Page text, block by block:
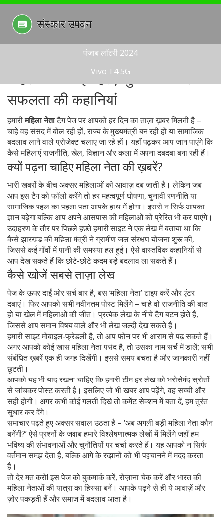
पंजाब लॉटरी 2024
Vivo T4 5G
महिला नेता: नई पहल, चुनौतियाँ और
सफलता की कहानियां
हमारीमहिला नेताटैग पेज पर आपको हर दिन का ताज़ा ख़बर मिलती है –
चाहे वह संसद में बोल रही हों, राज्य के मुख्यमंत्री बन रही हों या सामाजिक
बदलाव लाने वाले प्रोजेक्ट चलाए जा रहे हों। यहाँ पढ़कर आप जान पाएंगे कि
कैसे महिलाएं राजनीति, खेल, विज्ञान और कला में अपना दबदबा बना रही हैं।
क्यों पढ़ना चाहिए महिला नेता की ख़बरें?
भारी खबरों के बीच अक्सर महिलाओं की आवाज़ दब जाती है। लेकिन जब
आप इस टैग को फॉलो करेंगे तो हर महत्वपूर्ण घोषणा, चुनावी रणनीति या
सामाजिक पहल का पहला पता आपके हाथ में होगा। इससे न सिर्फ आपका
ज्ञान बढ़ेगा बल्कि आप अपने आसपास की महिलाओं को प्रेरित भी कर पाएंगे।
उदाहरण के तौर पर पिछले हफ़्ते हमारी साइट ने एक लेख में बताया था कि
कैसे झारखंड की महिला मंत्री ने ग्रामीण जल संरक्षण योजना शुरू की,
जिससे कई गाँवों में पानी की समस्या हल हुई। ऐसे वास्तविक कहानियों से
आप देख सकते हैं कि छोटे-छोटे कदम बड़े बदलाव ला सकते हैं।
कैसे खोजें सबसे ताज़ा लेख
पेज के ऊपर दाईं ओर सर्च बार है, बस ‘महिला नेता’ टाइप करें और एंटर
दबाएं। फिर आपको सभी नवीनतम पोस्ट मिलेंगे – चाहे वो राजनीति की बात
हो या खेल में महिलाओं की जीत। प्रत्येक लेख के नीचे टैग बटन होते हैं,
जिससे आप समान विषय वाले और भी लेख जल्दी देख सकते हैं।
हमारी साइट मोबाइल‑फ्रेंडली है, तो आप फोन पर भी आराम से पढ़ सकते हैं।
अगर आपको कोई खास महिला नेता पसंद है, तो उसका नाम सर्च में डालें; सभी
संबंधित ख़बरें एक ही जगह दिखेंगी। इससे समय बचता है और जानकारी नहीं
छूटती।
आपको यह भी याद रखना चाहिए कि हमारी टीम हर लेख को भरोसेमंद स्रोतों
से जांचकर पोस्ट करती है। इसलिए जो भी खबर आप पढ़ेंगे, वह सच्ची और
सही होगी। अगर कभी कोई गलती दिखे तो कमेंट सेक्शन में बता दें, हम तुरंत
सुधार कर देंगे।
समाचार पढ़ते हुए अक्सर सवाल उठता है – ‘अब अगली बड़ी महिला नेता कौन
बनेंगी?’ ऐसे प्रश्नों के जवाब हमारे विश्लेषणात्मक लेखों में मिलेंगे जहाँ हम
भविष्य की संभावनाओं और चुनौतियों पर चर्चा करते हैं। यह आपको न सिर्फ
वर्तमान समझ देता है, बल्कि आगे के रुझानों को भी पहचानने में मदद करता
है।
तो देर मत करो! इस पेज को बुकमार्क करें, रोज़ाना चेक करें और भारत की
महिला नेताओं की यात्रा का हिस्सा बनें। आपके पढ़ने से ही ये आवाज़ें और
ज़ोर पकड़ती हैं और समाज में बदलाव आता है।